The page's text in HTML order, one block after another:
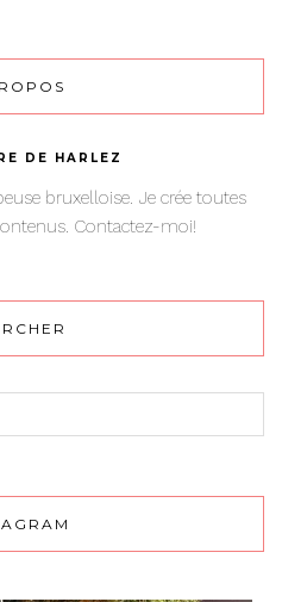
DE HARLEZ
bruxelloise. Je crée toutes
Contactez-moi!